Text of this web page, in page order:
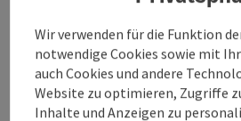
Kegeln im Gasthaus
Zwei automatische Kegelbahnen
Wir verwenden für die Funktion
notwendige Cookies sowie mit
auch Cookies und andere
Website zu optimieren, Zugriffe
Inhalte und Anzeigen zu